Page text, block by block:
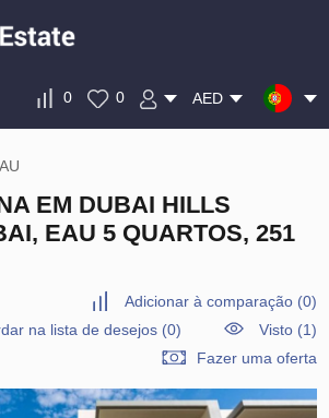
0 0 AED
EM DUBAI HILLS
EAU 5 QUARTOS, 251
Adicionar à comparação(0)
na lista de desejos(0)
Visto (1)
Fazer uma oferta